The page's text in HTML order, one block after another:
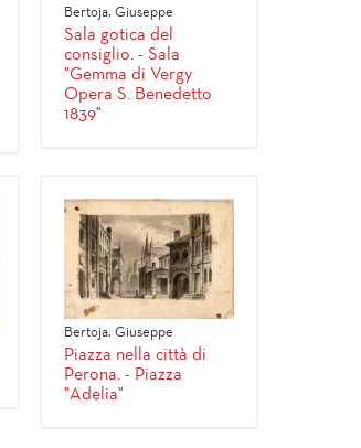
Bertoja, Giuseppe
Sala gotica del
consiglio. - Sala
"Gemma di Vergy
Opera S. Benedetto
1839"
Bertoja, Giuseppe
Piazza nella città di
Perona. - Piazza
"Adelia"